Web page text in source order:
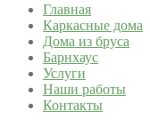
Главная
Каркасные дома
Дома из бруса
Барнхаус
Услуги
Наши работы
Контакты